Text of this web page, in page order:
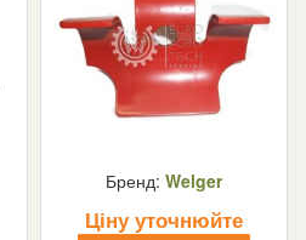
Бренд: Welger
Ціну уточнюйте